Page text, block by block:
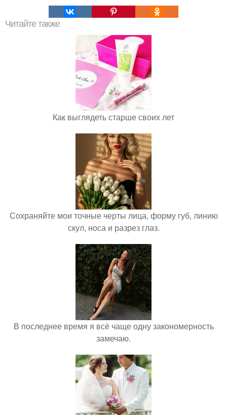
Читайте также
Как выглядеть старше своих лет
Сохраняйте мои точные черты лица, форму губ, линию
скул, носа и разрез глаз.
В последнее время я всё чаще одну закономерность
замечаю.